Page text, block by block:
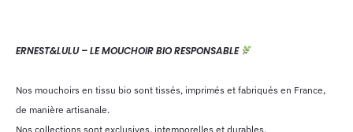
ERNEST&LULU – LE MOUCHOIR BIO RESPONSABLE
Nos mouchoirs en tissu bio sont tissés, imprimés et fabriqués en France,
de manière artisanale.
Nos collections sont exclusives, intemporelles et durables.